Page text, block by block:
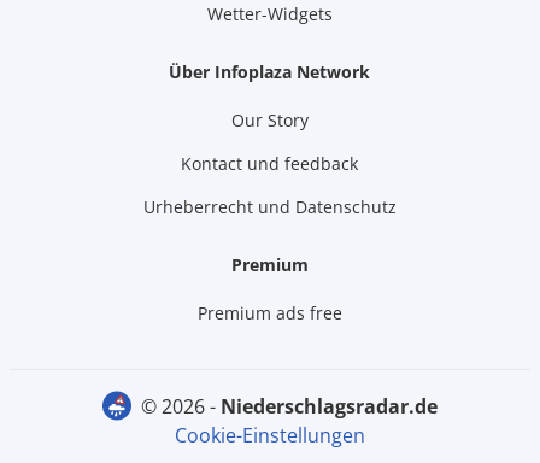
Wetter-Widgets
Über Infoplaza Network
Our Story
Kontact und feedback
Urheberrecht und Datenschutz
Premium
Premium ads free
© 2026 -
niederschlagsradar.de
Cookie-Einstellungen